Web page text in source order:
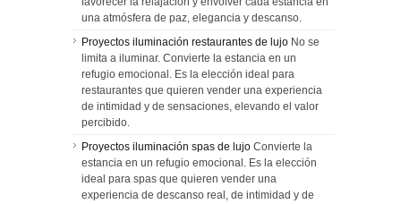
una atmósfera de paz, elegancia y descanso.
Proyectos iluminación restaurantes de lujo No se
limita a iluminar. Convierte la estancia en un
refugio emocional. Es la elección ideal para
restaurantes que quieren vender una experiencia
de intimidad y de sensaciones, elevando el valor
percibido.
Proyectos iluminación spas de lujo Convierte la
estancia en un refugio emocional. Es la elección
ideal para spas que quieren vender una
experiencia de descanso real, de intimidad y de